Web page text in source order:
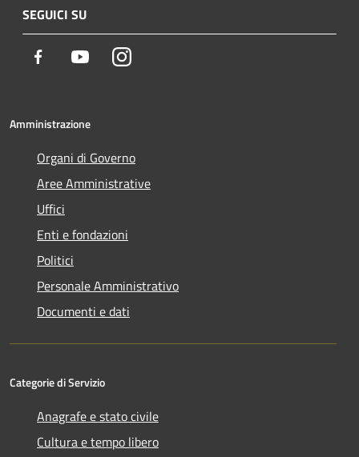
SEGUICI SU
Facebook YoutubeInstagram
Amministrazione
Organi di Governo
Aree Amministrative
Uffici
Enti e fondazioni
Politici
Personale Amministrativo
Documenti e dati
Categorie di Servizio
Anagrafe e stato civile
Cultura e tempo libero